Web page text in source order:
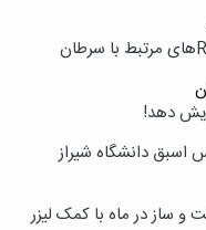
دهد!
اسبق دانشگاه شیراز
و ساز در ماه با کمک لیزر